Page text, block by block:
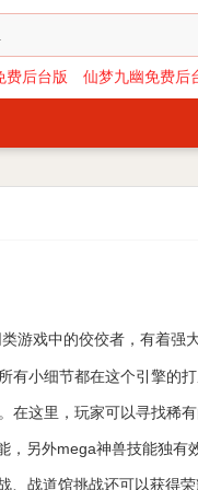
费后台版 仙梦九幽免费后
游戏中的佼佼者，有着强
有小细节都在这个引擎的
在这里，玩家可以寻找稀
另外mega神兽技能独有
战道馆挑战还可以获得荣